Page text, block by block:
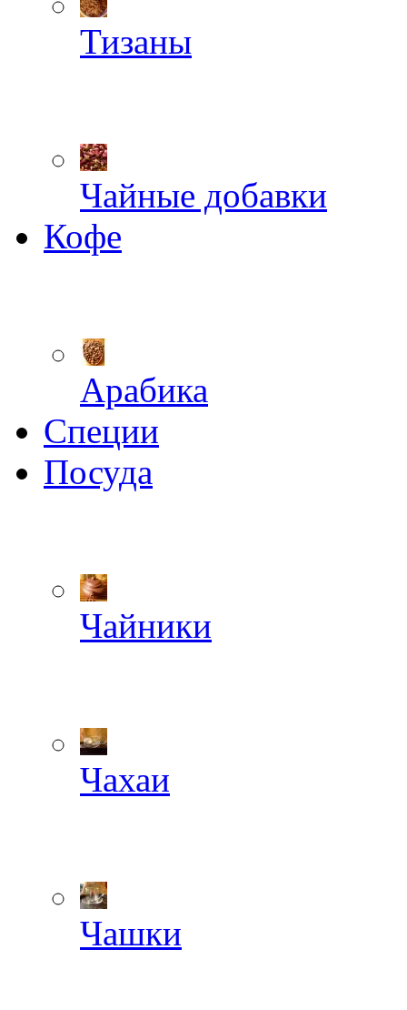
Тизаны
Чайные добавки
Кофе
Арабика
Специи
Посуда
Чайники
Чахаи
Чашки